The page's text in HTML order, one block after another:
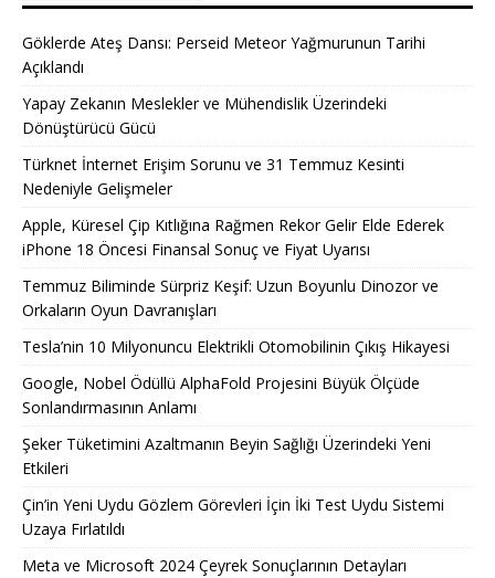
Göklerde Ateş Dansı: Perseid Meteor Yağmurunun Tarihi
Açıklandı
Yapay Zekanın Meslekler ve Mühendislik Üzerindeki
Dönüştürücü Gücü
Türknet İnternet Erişim Sorunu ve 31 Temmuz Kesinti
Nedeniyle Gelişmeler
Apple, Küresel Çip Kıtlığına Rağmen Rekor Gelir Elde Ederek
iPhone 18 Öncesi Finansal Sonuç ve Fiyat Uyarısı
Temmuz Biliminde Sürpriz Keşif: Uzun Boyunlu Dinozor ve
Orkaların Oyun Davranışları
Tesla’nin 10 Milyonuncu Elektrikli Otomobilinin Çıkış Hikayesi
Google, Nobel Ödüllü AlphaFold Projesini Büyük Ölçüde
Sonlandırmasının Anlamı
Şeker Tüketimini Azaltmanın Beyin Sağlığı Üzerindeki Yeni
Etkileri
Çin’in Yeni Uydu Gözlem Görevleri İçin İki Test Uydu Sistemi
Uzaya Fırlatıldı
Meta ve Microsoft 2024 Çeyrek Sonuçlarının Detayları